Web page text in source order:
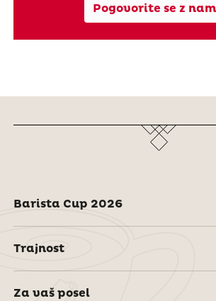
Pogovorite se z
Barista Cup 2026
Trajnost
Za vaš posel